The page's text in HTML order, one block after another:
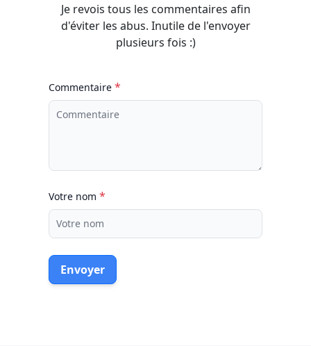
Je revois tous les commentaires afin
d'éviter les abus. Inutile de l'envoyer
plusieurs fois :)
Commentaire *
Votre nom *
Envoyer